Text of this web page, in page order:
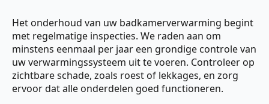
Het onderhoud van uw badkamerverwarming begint
met regelmatige inspecties. We raden aan om
minstens eenmaal per jaar een grondige controle van
uw verwarmingssysteem uit te voeren. Controleer op
zichtbare schade, zoals roest of lekkages, en zorg
ervoor dat alle onderdelen goed functioneren.